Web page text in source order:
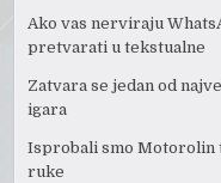
Ako vas nerviraju
pretvarati u tekstualne
Zatvara se jedan od
igara
Isprobali smo Motorolin
ruke